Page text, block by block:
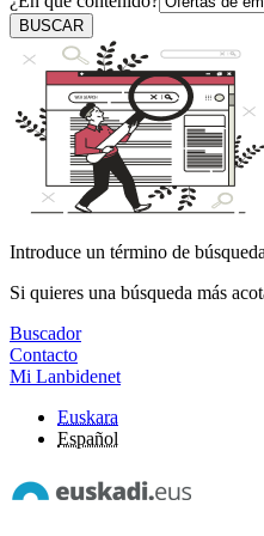
BUSCAR
Introduce un término de búsqueda
Si quieres una búsqueda más
Buscador
Contacto
Mi Lanbidenet
Euskara
Español